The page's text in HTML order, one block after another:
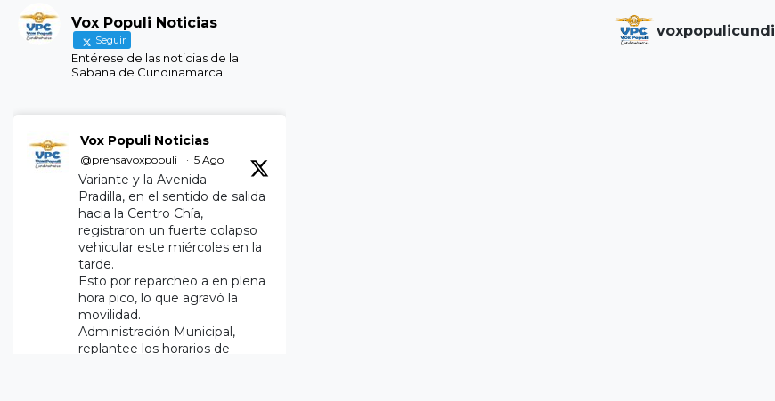
Vox Populi Noticias
Seguir
Entérese de las noticias de la
Sabana de Cundinamarca
Vox Populi Noticias
@prensavoxpopuli · 5 Ago
Variante y la Avenida
Pradilla, en el sentido de salida
hacia la Centro Chía,
registraron un fuerte colapso
vehicular este miércoles en la
tarde.
Esto por reparcheo a en plena
hora pico, lo que agravó la
movilidad.
Administración Municipal,
replantee los horarios de
voxpopulicundi